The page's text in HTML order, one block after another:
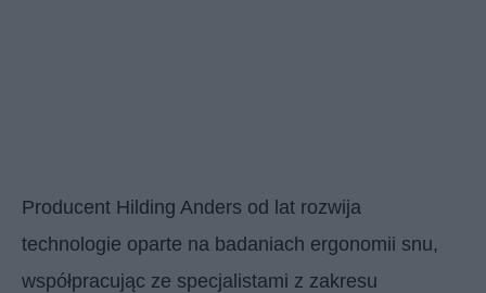
Producent Hilding Anders od lat rozwija
technologie oparte na badaniach ergonomii snu,
współpracując ze specjalistami z zakresu